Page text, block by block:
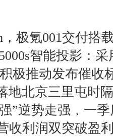
极推动发布催收
收利润双突破盈